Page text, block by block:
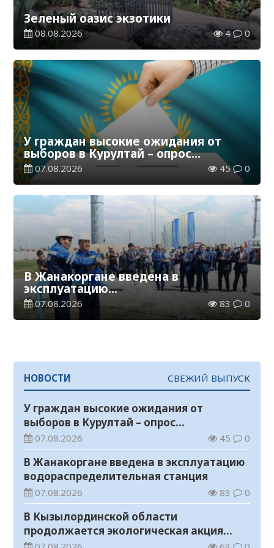
Зеленый оазис экзотики
08.08.2026 4 0
У граждан высокие ожидания от
выборов в Курултай – опрос
общественного мнения
07.08.2026 45 0
В Жанакоргане введена в
эксплуатацию
водораспределительная станция
07.08.2026 83 0
НОВОСТИ СВЕЖИЙ ВЫПУСК
У граждан высокие ожидания от
выборов в Курултай – опрос
общественного мнения
07.08.2026 45 0
В Жанакоргане введена в эксплуатацию
водораспределительная станция
07.08.2026 83 0
В Кызылординской области
продолжается экологическая акция
«Таза Қазақстан»